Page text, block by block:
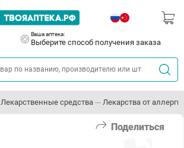
Ваша аптека:
Выберите способ получения заказа
Лекарственные средства Лекарства от
Поделиться